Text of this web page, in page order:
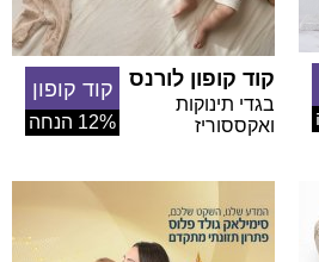
קוד קופון לורנס
בגדי תינוקות
ואקססוריז
קוד קופון
12% הנחה